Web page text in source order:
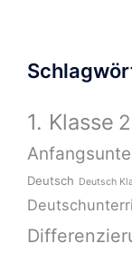
1. Klasse
Deutsch Deutsch